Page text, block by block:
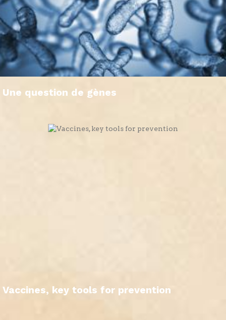
Une question de gènes
Vaccines, key tools for prevention